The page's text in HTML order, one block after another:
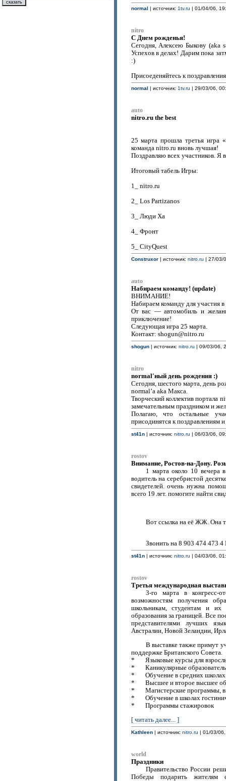
normal | источник: 1tv.ru | 01/04/06,
nitro
C Днем рожденья!
Сегодня, Алексею Быкову (aka
Успехов в делах! Дарим пока
:)
Присоеденяйтесь к
normal | источник: 1tv.ru | 29/03/06,
auto
nitro.ru the best
25 марта прошла третья игра
команда nitro.ru вновь лучшая!
Поздравляю всех участников. Я
Итоговый табель Игры:
1_ nitro.ru
2_ Los Partizanos
3_ Люди Ха
4_ Фронт
5_ CityQuest
Construxor| источник: nitro.ru | 27/03/
auto
Набираем команду! (update)
ВНИМАНИЕ!
Набираем команду для участия
От вас — автомобиль и
приключение!
Следующая игра 25 марта.
Контакт: shogun@nitro.ru
shogun| источник: nitro.ru | 09/03/06,
nitro
normal'ный день рождения :)
Сегодня, шестого марта, день
normal’a aka Макса.
Творческий коллектив портала
замечательным праздником и
Полагаю, что остальные
присодинятся к поздравлениям
st41n| источник: nitro.ru | 06/03/06,
rostov
Внимание, Ростов-на-Дону.
1 марта около 10 вечера
водитель на серебристой
свидетелей. очень нужна
всего 19 лет. помогите найти
Вот ссылка на её ЖЖ. Она
Звонить на 8 903 474 473
st41n| источник: nitro.ru | 04/03/06,
rostov
Третья международная
3-го марта в конгресс-
возможностям получения
школьникам, студентам и их
образования за границей. Все
представителями лучших
Австралии, Новой Зеландии,
В выставке также примут
поддержке Британского Совета.
* Языковые курсы для
* Каникулярные
* Обучение в средних школах
* Высшее и второе высшее
* Магистерские программы,
* Обучение в школах
* Программы стажировок
[ читать далее... ]
Kathleen| источник: nitro.ru | 01/03/
world
Праздники
Правительство России
Победы подарить жителям